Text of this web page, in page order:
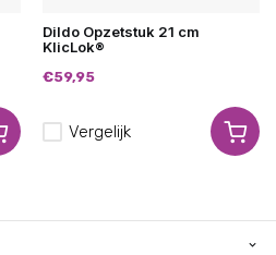
Dildo Opzetstuk 21 cm
KlicLok®
€59,95
Vergelijk